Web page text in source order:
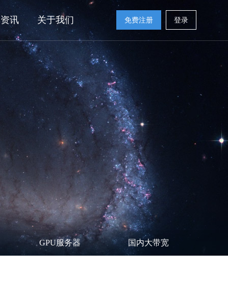
讯 关于我们 免费注册 登录
GPU服务器 国内大带宽